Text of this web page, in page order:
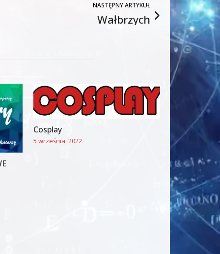
NASTĘPNY ARTYKUŁ
Wałbrzych
Cosplay
5 września, 2022